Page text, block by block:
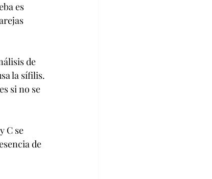
es
de
la sífilis.
si no se
C se
de